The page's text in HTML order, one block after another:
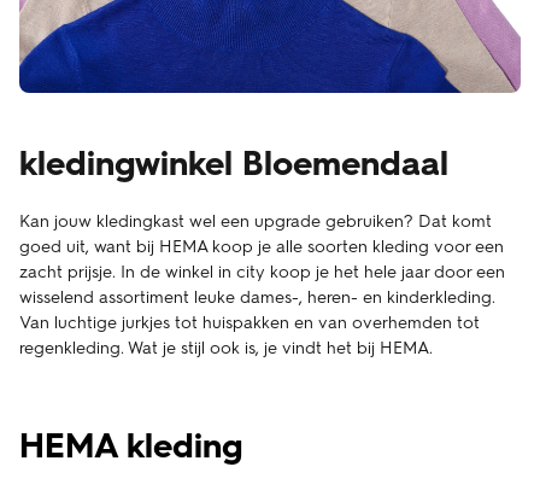
kledingwinkel Bloemendaal
Kan jouw kledingkast wel een upgrade gebruiken? Dat komt
goed uit, want bij HEMA koop je alle soorten kleding voor een
zacht prijsje. In de winkel in city koop je het hele jaar door een
wisselend assortiment leuke dames-, heren- en kinderkleding.
Van luchtige jurkjes tot huispakken en van overhemden tot
regenkleding. Wat je stijl ook is, je vindt het bij HEMA.
HEMA kleding